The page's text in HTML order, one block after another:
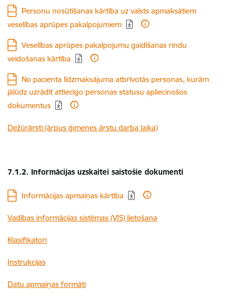
Lejupielādēt:
Personu nosūtīšanas kārtība uz valsts apmaksātiem
veselības aprūpes pakalpojumiem
Lejupielādēt:
Veselības aprūpes pakalpojumu gaidīšanas rindu
veidošanas kārtība
Lejupielādēt:
No pacienta līdzmaksājuma atbrīvotās personas, kurām
jālūdz uzrādīt attiecīgo personas statusu apliecinošos
dokumentus
Dežūrārsti (ārpus ģimenes ārstu darba laika)
7.1.2. Informācijas uzskaitei saistošie dokumenti
Lejupielādēt:
Informācijas apmaiņas kārtība
Vadības informācijas sistēmas (VIS) lietošana
Klasifikatori
Instrukcijas
Datu apmaiņas formāti